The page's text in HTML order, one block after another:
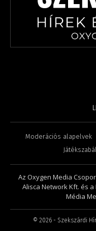
Moderációs alapelvek
Az Oxygen Media
Alisca Network Kft. és a
Média
© 2026- Szekszárdi